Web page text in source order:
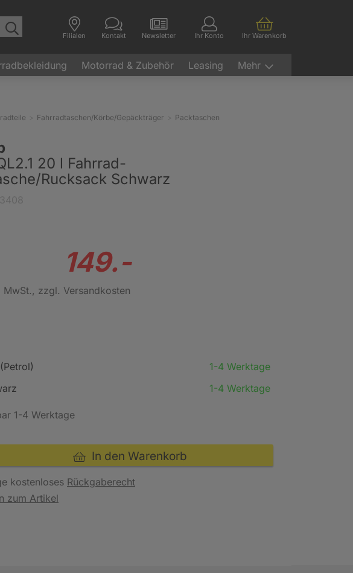
Filialen Kontakt Newsletter Ihr Konto Ihr Warenkorb
Motorrad & Zubehör Leasing Mehr
Fahrradtaschen/Körbe/Gepäckträger Packtaschen
20 l Fahrrad-
Rucksack Schwarz
149.-
MwSt., zzgl. Versandkosten
1-4 Werktage
1-4 Werktage
1-4 Werktage
In den Warenkorb
kostenloses Rückgaberecht
zum Artikel